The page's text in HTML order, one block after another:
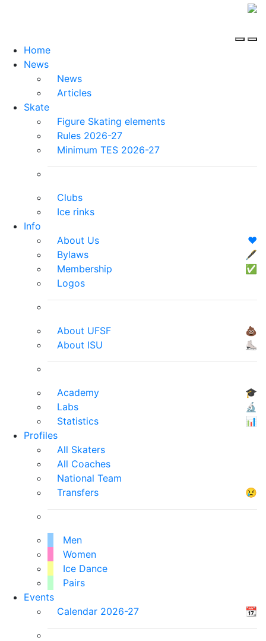
Home
News
News
Articles
Skate
Figure Skating elements
Rules 2026-27
Minimum TES 2026-27
Clubs
Ice rinks
Info
About Us
❤️
Bylaws
🖋
Membership
✅
Logos
About UFSF
💩
About ISU
⛸
Academy
🎓
Labs
🔬
Statistics
📊
Profiles
All Skaters
All Coaches
National Team
Transfers
😢
Men
Women
Ice Dance
Pairs
Events
Calendar 2026-27
📆